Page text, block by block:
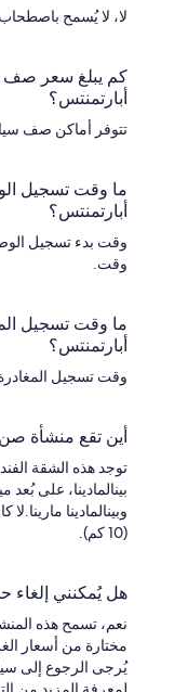
لا، لا يُسمح باصطحاب
كم يبلغ سعر صف
أبارتمنتس؟
تتوفر أماكن صف
ما وقت تسجيل
أبارتمنتس؟
وقت.
ما وقت تسجيل
أبارتمنتس؟
وقت تسجيل
أين تقع منشأة
توجد هذه الشقة
(10 كم).
هل يُمكنني إلغاء
نعم، تسمح هذه
مختارة من أسعار
يُرجى الرجوع إلى